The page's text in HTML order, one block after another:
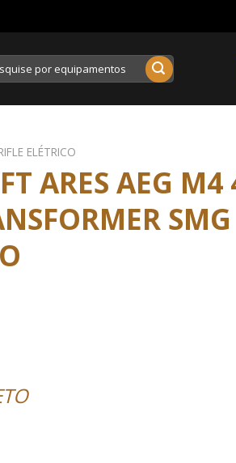
ELÉTRICO
ARES AEG M4
SMG
X-CLASS TRANSFORMER SMG 6MM -